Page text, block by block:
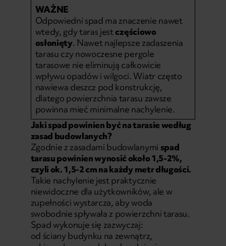
WAŻNE
Odpowiedni spad ma znaczenie nawet
wtedy, gdy taras jestczęściowo
osłonięty. Nawet najlepsze zadaszenia
tarasu czy nowoczesne pergole
tarasowe nie eliminują całkowicie
wpływu opadów i wilgoci. Wiatr często
nawiewa deszcz pod konstrukcję,
dlatego powierzchnia tarasu zawsze
powinna mieć minimalne nachylenie.
Jaki spad powinien być na tarasie według
zasad budowlanych?
Zgodnie z zasadami budowlanymi spad
tarasu powinien wynosić około 1,5-2%,
czyli ok. 1,5-2 cm na każdy metr długości.
Takie nachylenie jest praktycznie
niewidoczne dla użytkowników, ale w
zupełności wystarcza, aby woda
swobodnie spływała z powierzchni tarasu.
Spad wykonuje się zazwyczaj:
od ściany budynku na zewnątrz,